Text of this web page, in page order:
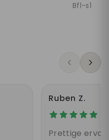
Bfl-s1
Ruben Z.
Prettige